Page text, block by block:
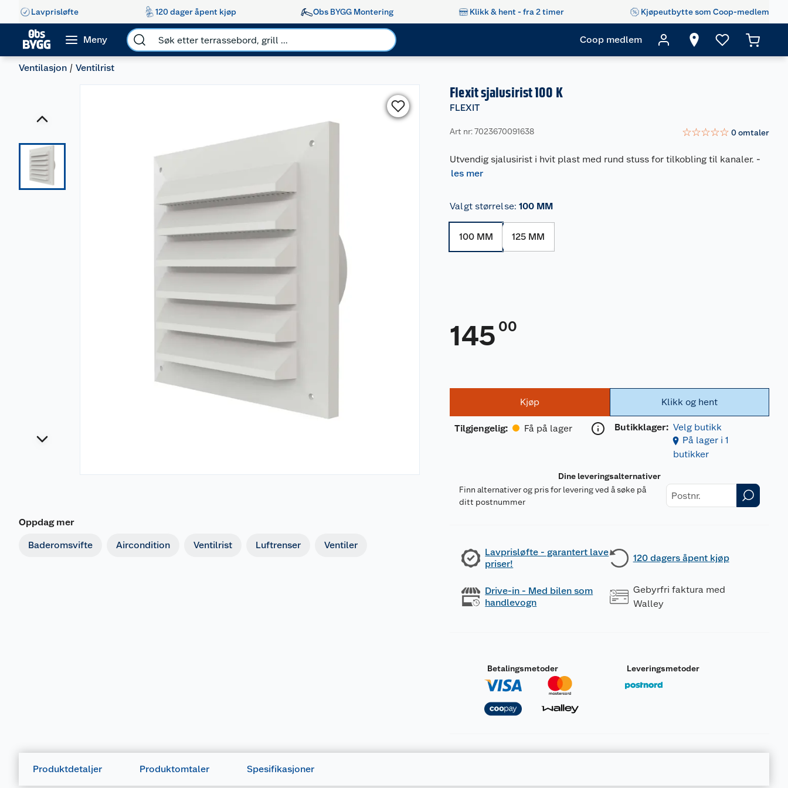
Lavprisløfte 120 dager åpent kjøp Obs BYGG Montering Klikk & hent - fra 2 timer Kjøpeutbytte som Coop-medlem
Meny Coop medlem
Ventilasjon Ventilrist
Oppdag mer
Baderomsvifte Aircondition Ventilrist Luftrenser Ventiler
Flexit sjalusirist 100 K
FLEXIT
Art nr: 7023670091638 ☆☆☆☆☆ 0omtaler
Utvendig sjalusirist i hvit plast med rund stuss for tilkobling til kanaler. -
les mer
Valgt størrelse: 100 MM
100 MM 125 MM
145 00
Kjøp
Tilgjengelig: Få på lager
Klikk og hent
Butikklager: Velg butikk
På lager i 1
butikker
Dine leveringsalternativer
Finn alternativer og pris for levering ved å søke på
ditt postnummer
Lavprisløfte - garantert lave
priser!
120 dagers åpent kjøp
Drive-in - Med bilen som
handlevogn
Gebyrfri faktura med
Walley
Betalingsmetoder Leveringsmetoder
Produktdetaljer Produktomtaler Spesifikasjoner